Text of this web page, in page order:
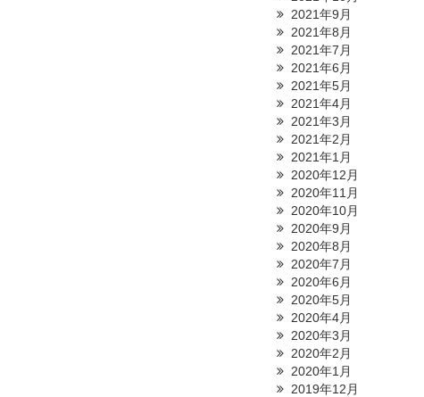
2021年9月
2021年8月
2021年7月
2021年6月
2021年5月
2021年4月
2021年3月
2021年2月
2021年1月
2020年12月
2020年11月
2020年10月
2020年9月
2020年8月
2020年7月
2020年6月
2020年5月
2020年4月
2020年3月
2020年2月
2020年1月
2019年12月